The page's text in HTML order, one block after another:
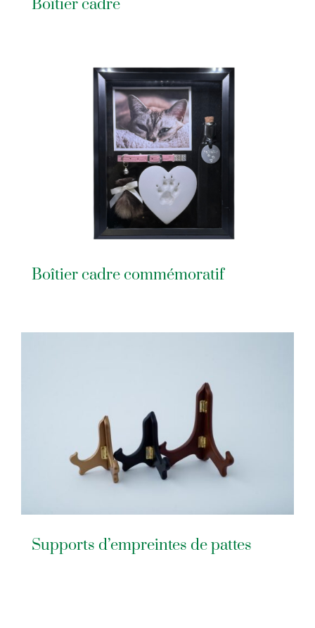
Boîtier cadre
Boîtier cadre commémoratif
Supports d’empreintes de pattes